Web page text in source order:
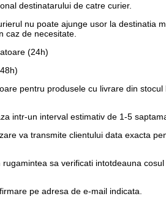
destinatarului de catre curier.
nu poate ajunge usor la destinatia
caz de necesitate.
(24h)
pentru produsele cu livrare din
intr-un interval estimativ de 1-5
va transmite clientului data exacta
sa verificati intotdeauna
pe adresa de e-mail indicata.